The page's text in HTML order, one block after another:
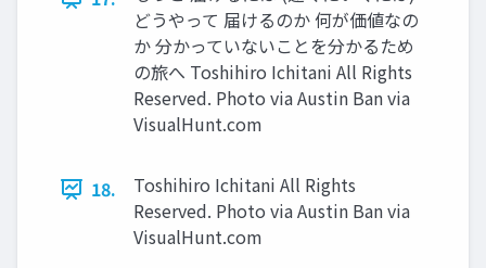
どうやって 届けるのか 何が価値なの
か 分かっていないことを分かるため
の旅へ Toshihiro Ichitani All Rights
Reserved. Photo via Austin Ban via
VisualHunt.com
18.
Toshihiro Ichitani All Rights
Reserved. Photo via Austin Ban via
VisualHunt.com